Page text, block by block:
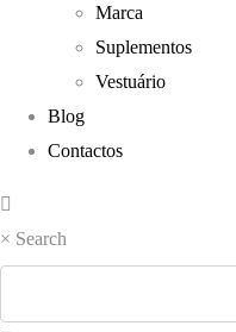
Marca
Suplementos
Vestuário
Blog
Contactos
× Search